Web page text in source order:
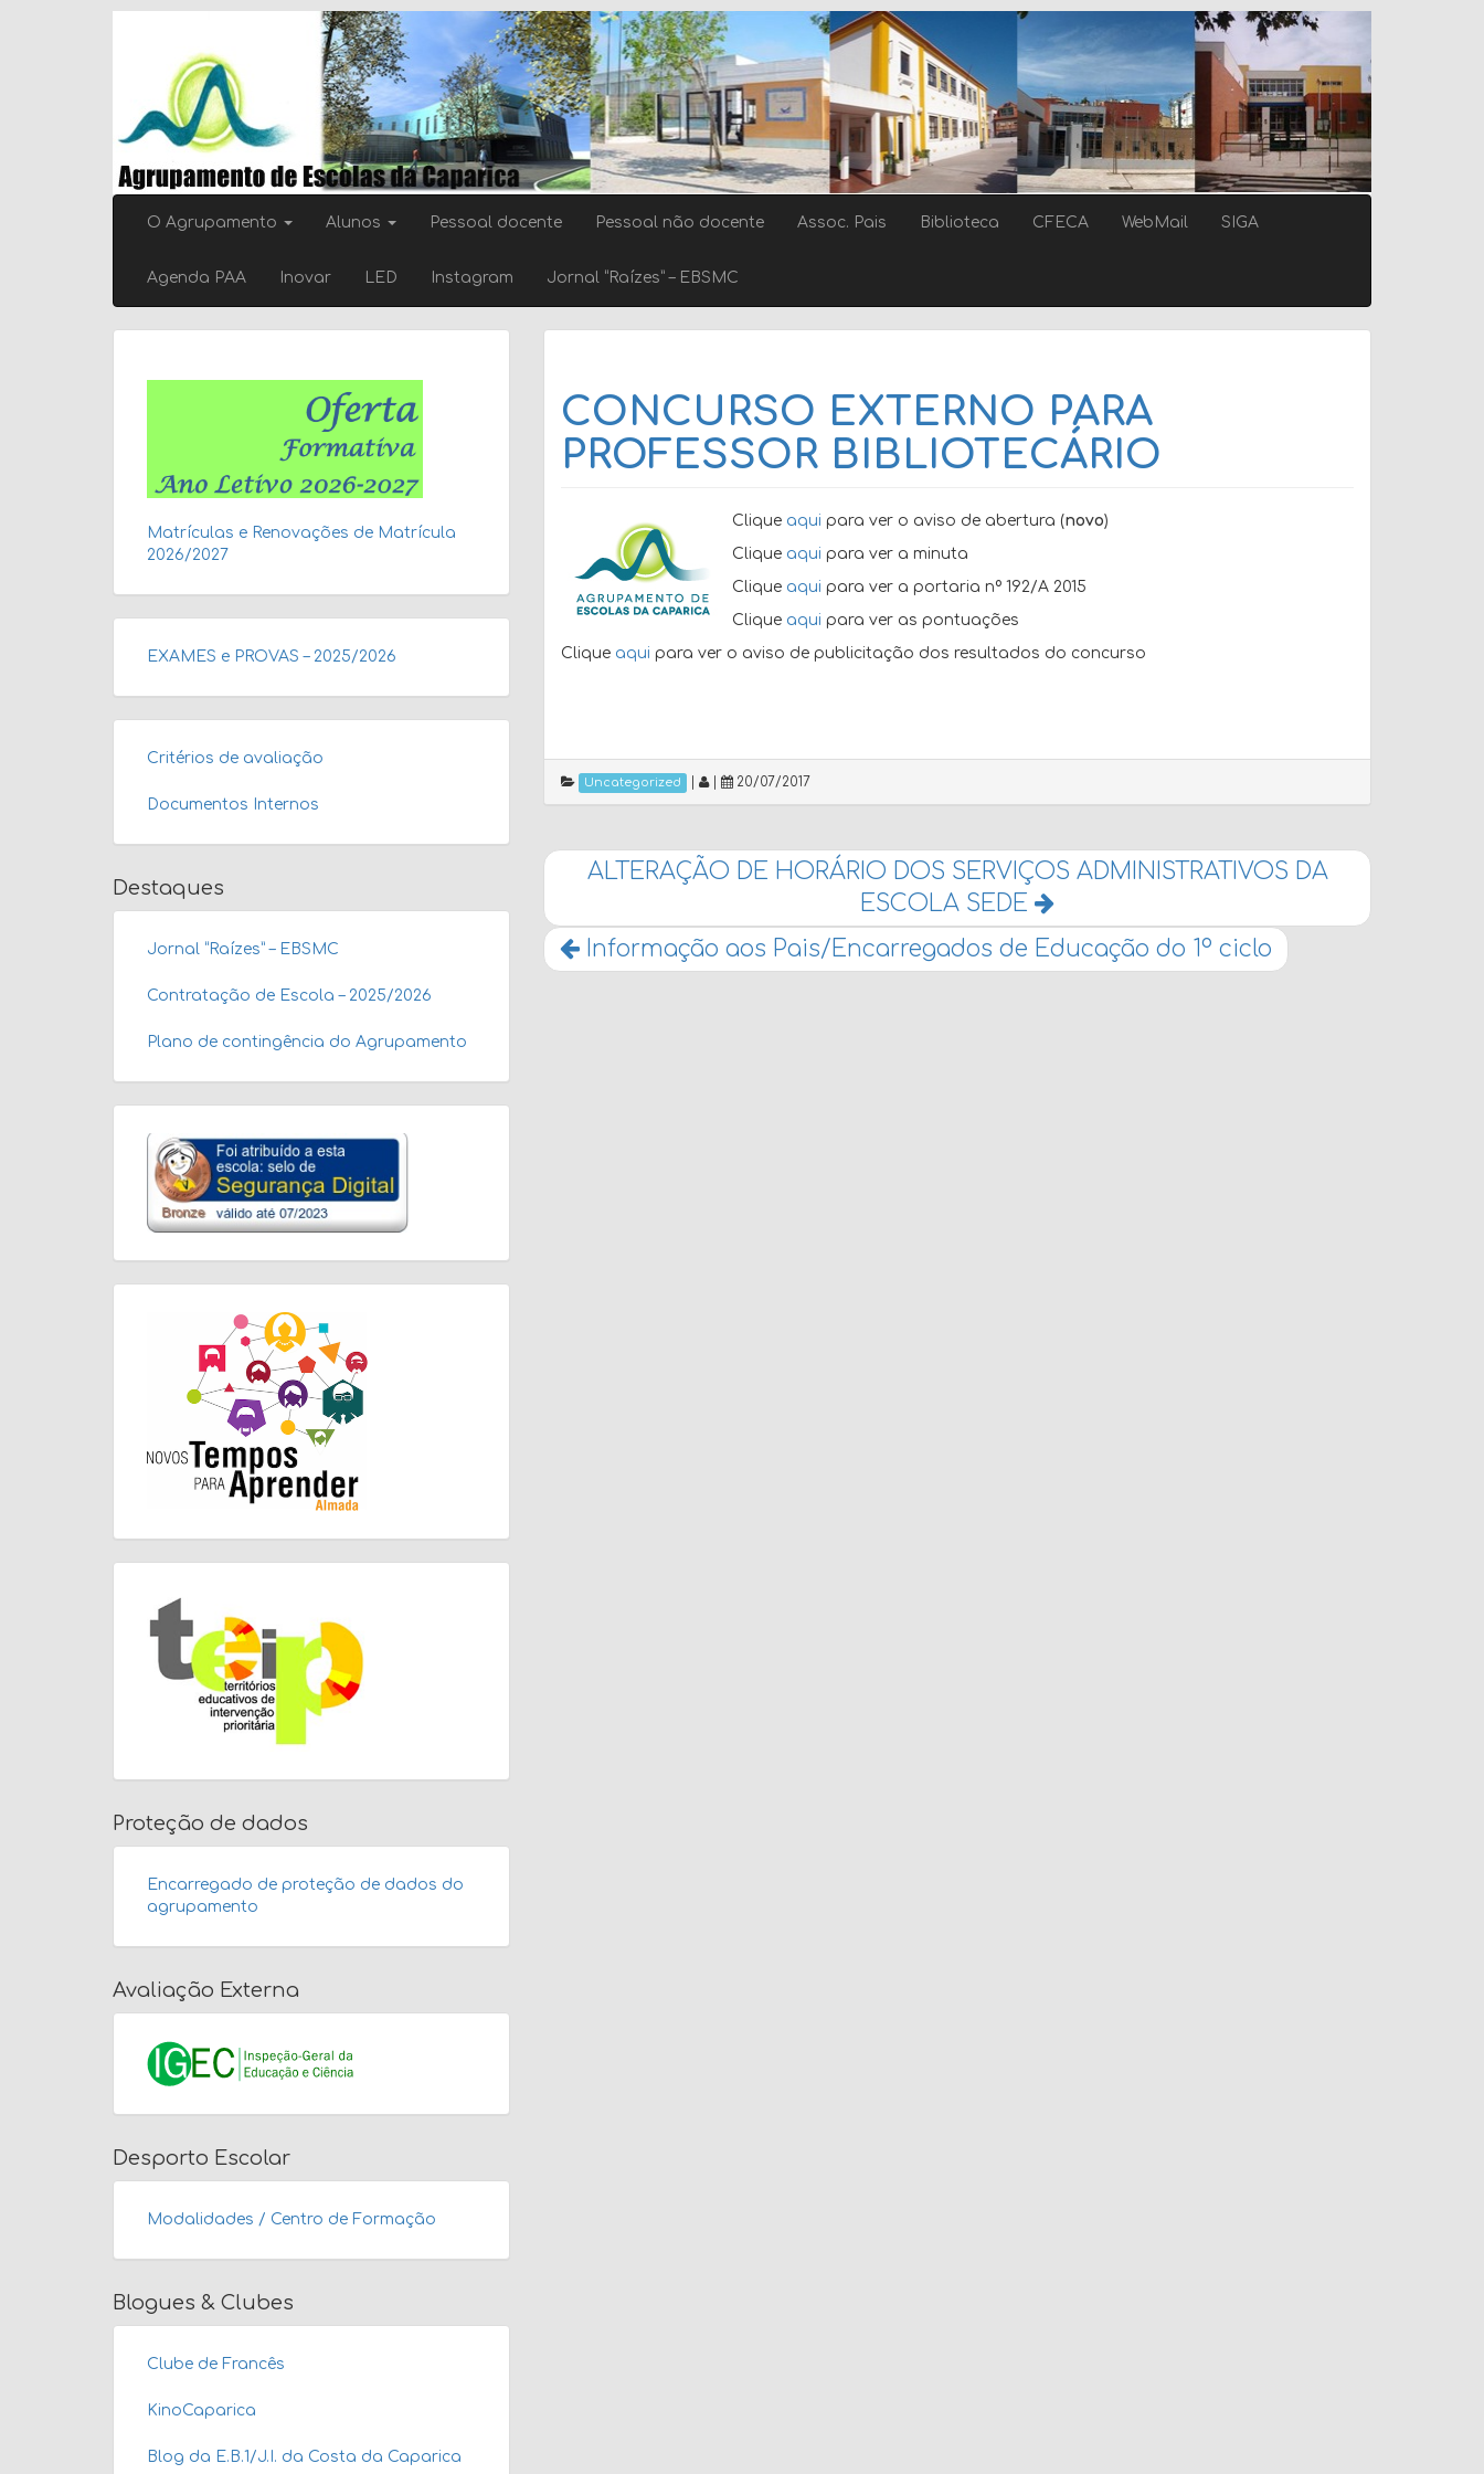
O Agrupamento Alunos Pessoal docente Pessoal não docente Assoc. Pais Biblioteca CFECA WebMail SIGA
Agenda PAA Inovar LED Instagram Jornal “Raízes” – EBSMC
CONCURSO EXTERNO PARA
PROFESSOR BIBLIOTECÁRIO
Clique aqui para ver o aviso de abertura (novo)
Clique aqui para ver a minuta
Clique aqui para ver a portaria nº 192/A 2015
Clique aqui para ver as pontuações
Clique aqui para ver o aviso de publicitação dos resultados do concurso
Uncategorized 20/07/2017
ALTERAÇÃO DE HORÁRIO DOS SERVIÇOS ADMINISTRATIVOS DA
ESCOLA SEDE
Informação aos Pais/Encarregados de Educação do 1º ciclo
Matrículas e Renovações de Matrícula
2026/2027
EXAMES e PROVAS – 2025/2026
Critérios de avaliação
Documentos Internos
Destaques
Jornal “Raízes” – EBSMC
Contratação de Escola – 2025/2026
Plano de contingência do Agrupamento
Proteção de dados
Encarregado de proteção de dados do
agrupamento
Avaliação Externa
Desporto Escolar
Modalidades / Centro de Formação
Blogues & Clubes
Clube de Francês
KinoCaparica
Blog da E.B.1/J.I. da Costa da Caparica